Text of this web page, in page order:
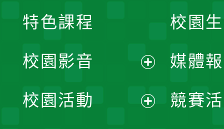
校園
媒體
競賽
特色課程
校園影音
開
校園活動